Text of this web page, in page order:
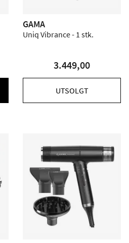
GAMA
Uniq Vibrance - 1 stk.
3.449,00
UTSOLGT